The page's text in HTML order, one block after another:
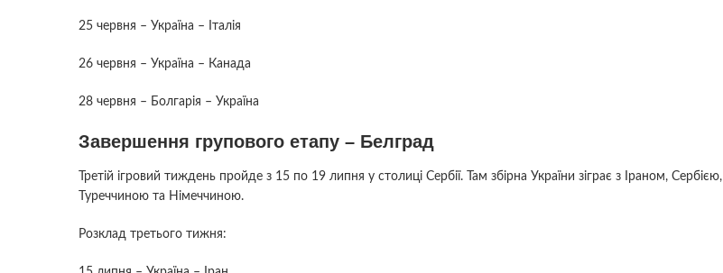
25 червня – Україна – Італія
26 червня – Україна – Канада
28 червня – Болгарія – Україна
Завершення групового етапу – Белград
Третій ігровий тиждень пройде з 15 по 19 липня у столиці Сербії. Там збірна України зіграє з Іраном, Сербією,
Туреччиною та Німеччиною.
Розклад третього тижня: